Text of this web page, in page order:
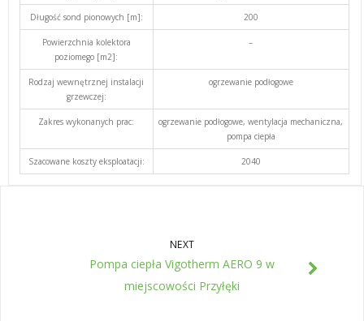
Długość sond pionowych [m]: 200
Powierzchnia kolektora
poziomego [m2]:
–
Rodzaj wewnętrznej instalacji
grzewczej:
ogrzewanie podłogowe
Zakres wykonanych prac:
ogrzewanie podłogowe, wentylacja mechaniczna,
pompa ciepła
Szacowane koszty eksploatacji: 2040
NEXT
Pompa ciepła Vigotherm AERO 9 w
miejscowości Przyłęki